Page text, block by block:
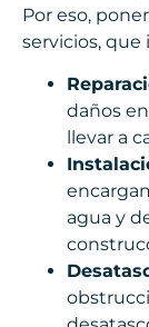
Por eso,
servicios, que
daños
llevar a
agua y